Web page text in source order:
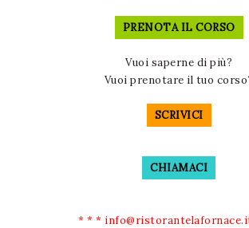
PRENOTA IL CORSO
Vuoi saperne di più?
Vuoi prenotare il tuo
SCRIVICI
CHIAMACI
* * *